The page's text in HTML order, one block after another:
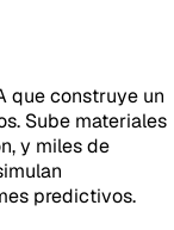
que construye un
Sube materiales
y miles de
predictivos.